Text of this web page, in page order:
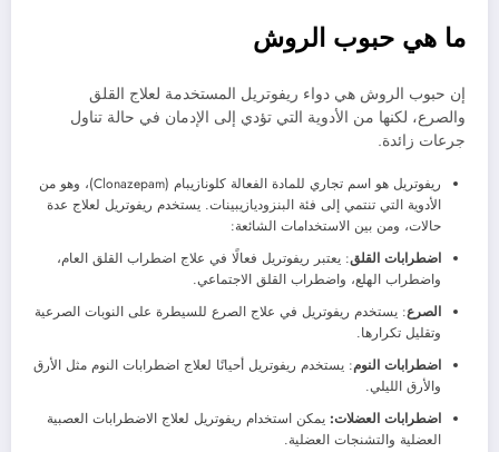
ما هي حبوب الروش
إن حبوب الروش هي دواء ريفوتريل المستخدمة لعلاج القلق
والصرع، لكنها من الأدوية التي تؤدي إلى الإدمان في حالة تناول
جرعات زائدة.
ريفوتريل هو اسم تجاري للمادة الفعالة كلونازيبام (Clonazepam)، وهو من
الأدوية التي تنتمي إلى فئة البنزوديازيبينات. يستخدم ريفوتريل لعلاج عدة
حالات، ومن بين الاستخدامات الشائعة:
اضطرابات القلق: يعتبر ريفوتريل فعالًا في علاج اضطراب القلق العام،
واضطراب الهلع، واضطراب القلق الاجتماعي.
الصرع: يستخدم ريفوتريل في علاج الصرع للسيطرة على النوبات الصرعية
وتقليل تكرارها.
اضطرابات النوم: يستخدم ريفوتريل أحيانًا لعلاج اضطرابات النوم مثل الأرق
والأرق الليلي.
اضطرابات العضلات: يمكن استخدام ريفوتريل لعلاج الاضطرابات العصبية
العضلية والتشنجات العضلية.